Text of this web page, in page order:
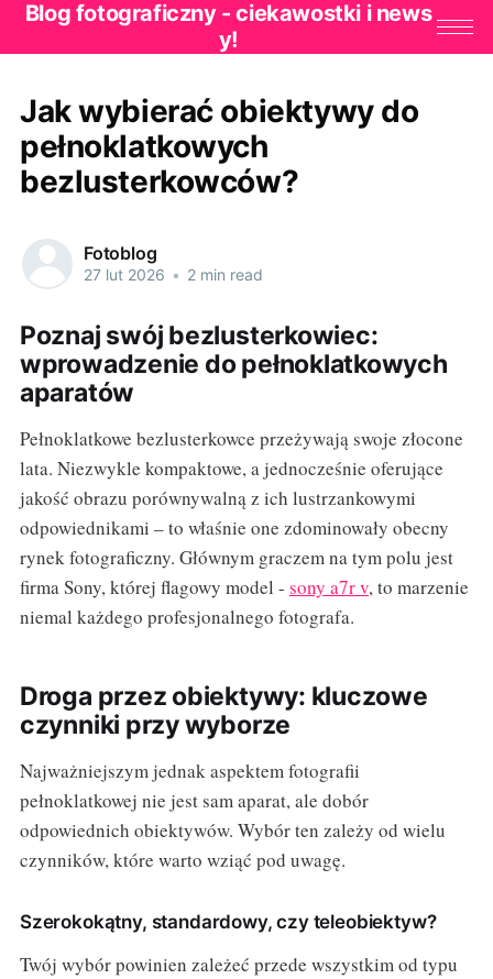
Blog fotograficzny - ciekawostki i news
y!
Jak wybierać obiektywy do
pełnoklatkowych
bezlusterkowców?
Fotoblog
27 lut 2026 • 2 min read
Poznaj swój bezlusterkowiec:
wprowadzenie do pełnoklatkowych
aparatów
Pełnoklatkowe bezlusterkowce przeżywają swoje złocone
lata. Niezwykle kompaktowe, a jednocześnie oferujące
jakość obrazu porównywalną z ich lustrzankowymi
odpowiednikami – to właśnie one zdominowały obecny
rynek fotograficzny. Głównym graczem na tym polu jest
firma Sony, której flagowy model - sony a7r v, to marzenie
niemal każdego profesjonalnego fotografa.
Droga przez obiektywy: kluczowe
czynniki przy wyborze
Najważniejszym jednak aspektem fotografii
pełnoklatkowej nie jest sam aparat, ale dobór
odpowiednich obiektywów. Wybór ten zależy od wielu
czynników, które warto wziąć pod uwagę.
Szerokokątny, standardowy, czy teleobiektyw?
Twój wybór powinien zależeć przede wszystkim od typu